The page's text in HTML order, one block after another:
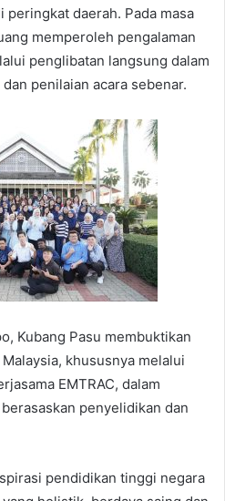
daerah. Pada masa
memperoleh pengalaman
penglibatan langsung dalam
penilaian acara sebenar.
Kubang Pasu membuktikan
khususnya melalui
EMTRAC, dalam
penyelidikan dan
pendidikan tinggi negara